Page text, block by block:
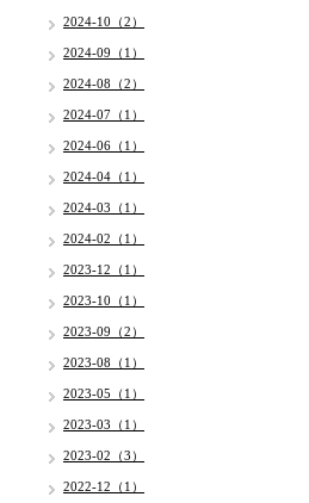
2024-10（2）
2024-09（1）
2024-08（2）
2024-07（1）
2024-06（1）
2024-04（1）
2024-03（1）
2024-02（1）
2023-12（1）
2023-10（1）
2023-09（2）
2023-08（1）
2023-05（1）
2023-03（1）
2023-02（3）
2022-12（1）